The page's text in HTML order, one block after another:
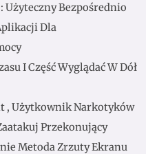
Użyteczny Bezpośrednio
Dla
I Część Wyglądać W Dół
, Użytkownik Narkotyków
Przekonujący
Metoda Zrzuty Ekranu